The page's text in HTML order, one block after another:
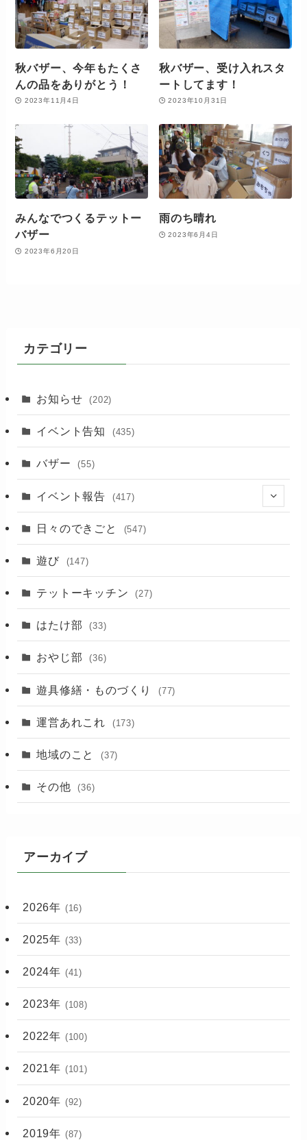
秋バザー、今年もたくさ
んの品をありがとう！
2023年11月4日
秋バザー、受け入れスタ
ートしてます！
2023年10月31日
みんなでつくるテットー
バザー
2023年6月20日
雨のち晴れ
2023年6月4日
カテゴリー
お知らせ (202)
イベント告知 (435)
バザー (55)
イベント報告 (417)
(2)
(3)
日々のできごと (547)
遊び (147)
テットーキッチン (27)
はたけ部 (33)
おやじ部 (36)
遊具修繕・ものづくり (77)
運営あれこれ (173)
地域のこと (37)
その他 (36)
アーカイブ
2026年 (16)
2025年 (33)
2024年 (41)
2023年 (108)
2022年 (100)
2021年 (101)
2020年 (92)
2019年 (87)